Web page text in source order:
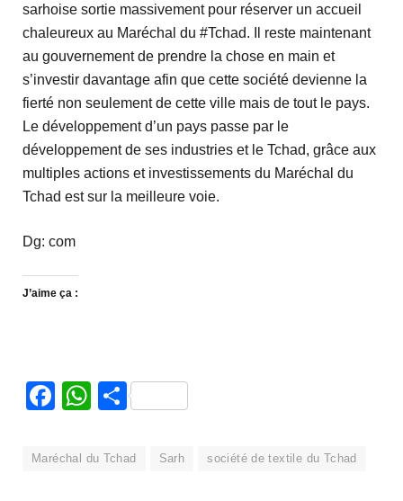
sarhoise sortie massivement pour réserver un accueil
chaleureux au Maréchal du #Tchad. Il reste maintenant
au gouvernement de prendre la chose en main et
s’investir davantage afin que cette société devienne la
fierté non seulement de cette ville mais de tout le pays.
Le développement d’un pays passe par le
développement de ses industries et le Tchad, grâce aux
multiples actions et investissements du Maréchal du
Tchad est sur la meilleure voie.
Dg: com
J’aime ça :
Facebook
WhatsApp
Partager
Maréchal du Tchad Sarh société de textile du Tchad